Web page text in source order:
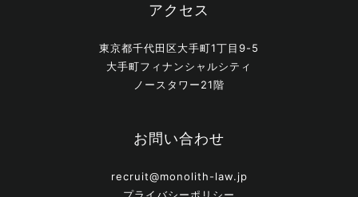
アクセス
東京都千代田区大手町1丁目9-5
大手町フィナンシャルシティ
ノースタワー21階
お問い合わせ
recruit@monolith-law.jp
プライバシーポリシー